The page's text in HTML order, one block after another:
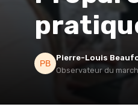
Pierre-Louis
Observateur du